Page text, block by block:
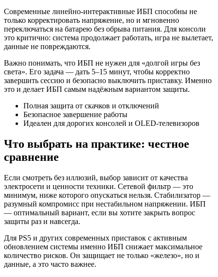
Современные линейно-интерактивные ИБП способны не
только корректировать напряжение, но и мгновенно
переключаться на батарею без обрыва питания. Для консоли
это критично: система продолжает работать, игра не вылетает,
данные не повреждаются.
Важно понимать, что ИБП не нужен для «долгой игры без
света». Его задача — дать 5–15 минут, чтобы корректно
завершить сессию и безопасно выключить приставку. Именно
это и делает ИБП самым надёжным вариантом защиты.
Полная защита от скачков и отключений
Безопасное завершение работы
Идеален для дорогих консолей и OLED-телевизоров
Что выбрать на практике: честное
сравнение
Если смотреть без иллюзий, выбор зависит от качества
электросети и ценности техники. Сетевой фильтр — это
минимум, ниже которого опускаться нельзя. Стабилизатор —
разумный компромисс при нестабильном напряжении. ИБП
— оптимальный вариант, если вы хотите закрыть вопрос
защиты раз и навсегда.
Для PS5 и других современных приставок с активным
обновлением системы именно ИБП снижает максимальное
количество рисков. Он защищает не только «железо», но и
данные, а это часто важнее.